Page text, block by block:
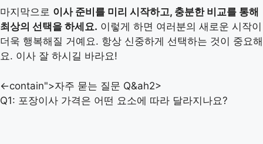
마지막으로 이사 준비를 미리 시작하고, 충분한 비교를 통해
최상의 선택을 하세요. 이렇게 하면 여러분의 새로운 시작이
더욱 행복해질 거예요. 항상 신중하게 선택하는 것이 중요해
요. 이사 잘 하시길 바라요!
<-contain">자주 묻는 질문 Q&ah2>
Q1: 포장이사 가격은 어떤 요소에 따라 달라지나요?